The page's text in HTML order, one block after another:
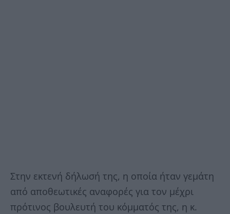
Στην εκτενή δήλωσή της, η οποία ήταν γεμάτη
από αποθεωτικές αναφορές για τον μέχρι
πρότινος βουλευτή του κόμματός της, η κ.